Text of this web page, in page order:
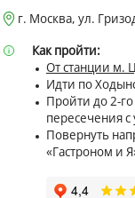
Доступны все
г. Москва, ул.
Как пройти:
От станции м.
Идти по
Пройти до 2-
пересечения
Повернуть
«Гастроном и